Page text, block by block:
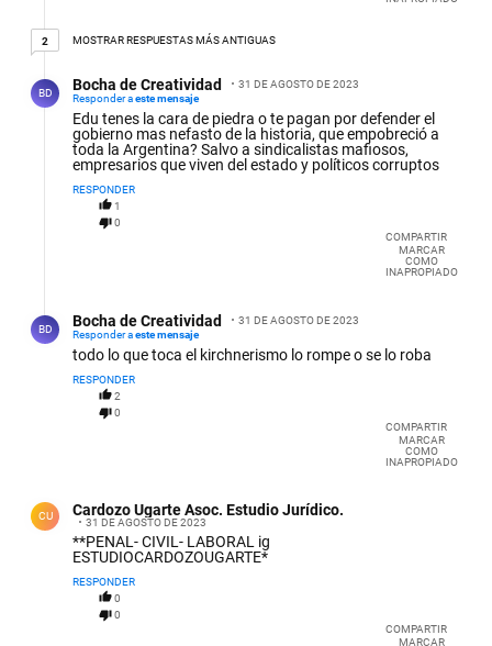
22 respuestas más antiguas
MOSTRAR RESPUESTAS MÁS ANTIGUAS
BD Bocha de Creatividad
31 DE AGOSTO DE 2023
Responder aeste mensaje
Edu tenes la cara de piedra o te pagan por defender el
gobierno mas nefasto de la historia, que empobreció a
toda la Argentina? Salvo a sindicalistas mafiosos,
empresarios que viven del estado y políticos corruptos
RESPONDER
1
0
COMPARTIR
MARCAR
COMO
INAPROPIADO
BD Bocha de Creatividad
31 DE AGOSTO DE 2023
Responder aeste mensaje
todo lo que toca el kirchnerismo lo rompe o se lo roba
RESPONDER
2
0
COMPARTIR
MARCAR
COMO
INAPROPIADO
CU Cardozo Ugarte Asoc. Estudio Jurídico.
31 DE AGOSTO DE 2023
**PENAL- CIVIL- LABORAL ig
ESTUDIOCARDOZOUGARTE*
RESPONDER
0
0
COMPARTIR
MARCAR